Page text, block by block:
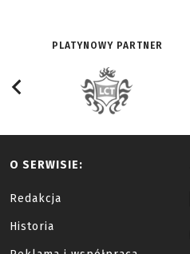
PLATYNOWY PARTNER
O SERWISIE:
Redakcja
Historia